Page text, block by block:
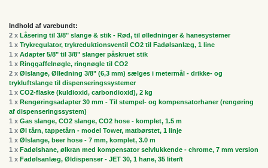
Indhold af varebundt:
2 x Låsering til 3/8" slange & stik - Rød, til ølledninger & hanesystemer
1 x Trykregulator, trykreduktionsventil CO2 til Fadølsanlæg, 1 line
1 x Adapter 5/8" til 3/8" slanger påskruet stik
1 x Ringgaffelnøgle, ringnøgle til CO2
2 x Ølslange, Ølledning 3/8" (6,3 mm) sælges i metermål - drikke- og
trykluftslange til dispenseringssystemer
1 x CO2-flaske (kuldioxid, carbondioxid), 2 kg
1 x Rengøringsadapter 30 mm - Til stempel- og kompensatorhaner (rengøring
af dispenseringssystem)
1 x Gas slange, CO2 slange, CO2 hose - komplet, 1.5 m
1 x Øl tårn, tappetårn - model Tower, matbørstet, 1 linje
1 x Ølslange, beer hose - 7 mm, komplet, 3.0 m
1 x Fadølshane, ølkran med kompensator selvlukkende - chrome, 7 mm version
1 x Fadølsanlæg, Øldispenser - JET 30, 1 hane, 35 liter/t